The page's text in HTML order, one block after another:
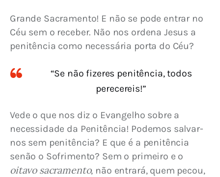
Grande Sacramento! E não se pode entrar no
Céu sem o receber. Não nos ordena Jesus a
penitência como necessária porta do Céu?
“Se não fizeres penitência, todos
perecereis!”
Vede o que nos diz o Evangelho sobre a
necessidade da Penitência! Podemos salvar-
nos sem penitência? E que é a penitência
senão o Sofrimento? Sem o primeiro e o
oitavo sacramento, não entrará, quem pecou,